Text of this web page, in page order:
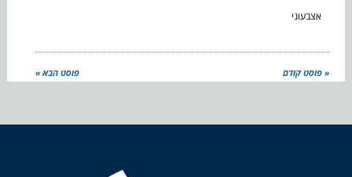
אצבעוני
« פוסט קודם פוסט הבא »